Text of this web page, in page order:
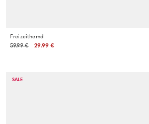
Freizeithemd
59.99 €
29.99 €
SALE